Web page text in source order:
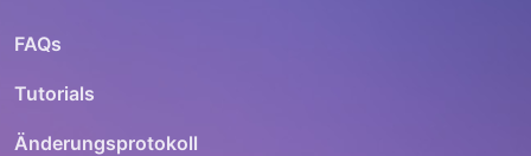
FAQs
Tutorials
Änderungsprotokoll